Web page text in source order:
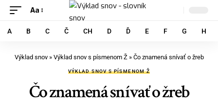
Aa
A B C Č CH D Ď E F G H
Výklad snov» Výklad snov s písmenom Ž» Čo znamená snívať o žreb
VÝKLAD SNOV S PÍSMENOM Ž
Čo znamená snívať o žreb